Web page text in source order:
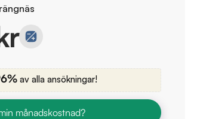
av alla ansökningar!
månadskostnad?